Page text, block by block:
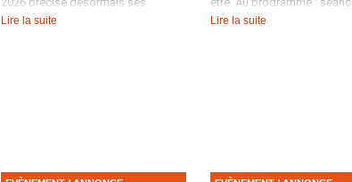
modalités. Les pharmaciens,
Lire la suite
médiation animale et
Lire la suite